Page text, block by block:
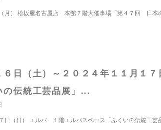
月） 松坂屋名古屋店 本館７階大催事場「第４７回 日本
６日（土）～２０２４年１１月
の伝統工芸品展」...
日（日） エルパ １階エルパスペース「ふくいの伝統工芸